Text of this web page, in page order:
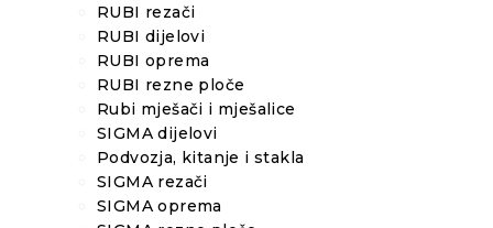
RUBI rezači
RUBI dijelovi
RUBI oprema
RUBI rezne ploče
Rubi mješači i mješalice
SIGMA dijelovi
Podvozja, kitanje i stakla
SIGMA rezači
SIGMA oprema